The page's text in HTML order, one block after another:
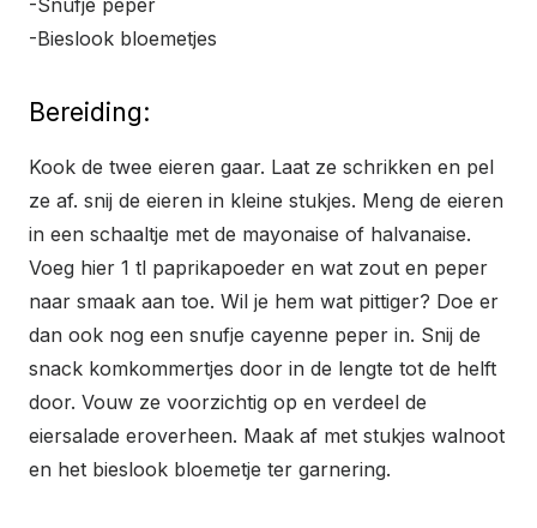
-Bieslook bloemetjes
Bereiding:
Kook de twee eieren gaar. Laat ze schrikken en pel
ze af. snij de eieren in kleine stukjes. Meng de eieren
in een schaaltje met de mayonaise of halvanaise.
Voeg hier 1 tl paprikapoeder en wat zout en peper
naar smaak aan toe. Wil je hem wat pittiger? Doe er
dan ook nog een snufje cayenne peper in. Snij de
snack komkommertjes door in de lengte tot de helft
door. Vouw ze voorzichtig op en verdeel de
eiersalade eroverheen. Maak af met stukjes walnoot
en het bieslook bloemetje ter garnering.